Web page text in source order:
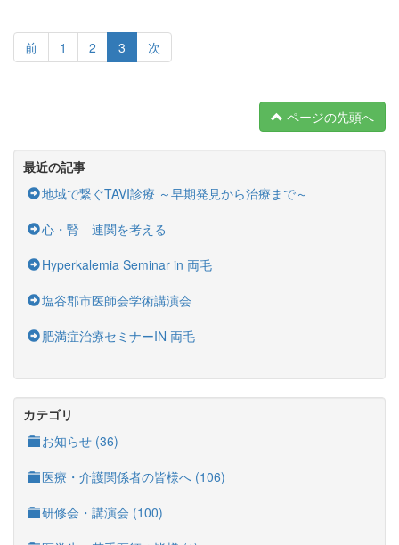
前 1 2 3 次
ページの先頭へ
最近の記事
地域で繋ぐTAVI診療 ～早期発見から治療まで～
心・腎 連関を考える
Hyperkalemia Seminar in 両毛
塩谷郡市医師会学術講演会
肥満症治療セミナーIN 両毛
カテゴリ
お知らせ (36)
医療・介護関係者の皆様へ (106)
研修会・講演会 (100)